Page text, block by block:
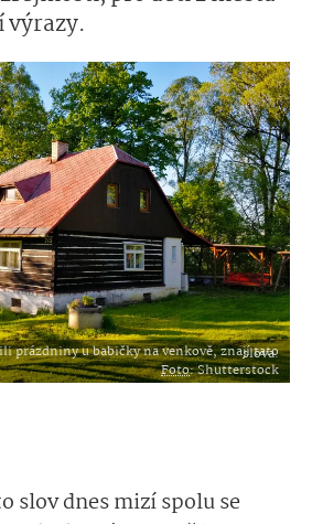
výrazy.
Jen lidé, kteří trávili prázdniny u babičky na venkově, znají tato slova.
Foto: Shutterstock
slov dnes mizí spolu se